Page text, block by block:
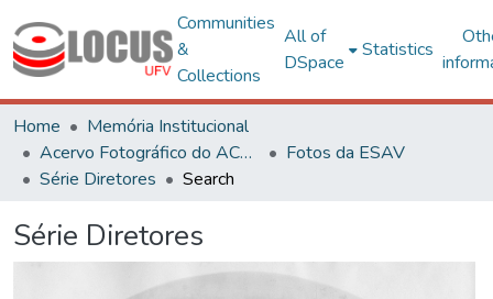
Communities
&
Collections
All of
DSpace
Statistics
Home
Memória Institucional
Acervo Fotográfico do ACH-UFV
Fotos da ESAV
Série Diretores
Search
Série Diretores